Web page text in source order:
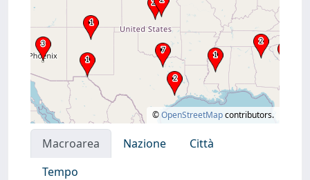
©OpenStreetMapcontributors.
Macroarea Nazione
Città
Tempo